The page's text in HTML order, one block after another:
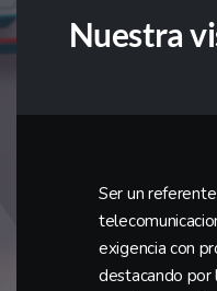
Nuestra
Ser un
exigencia con
destacando por